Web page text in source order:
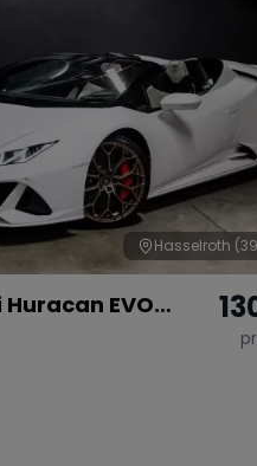
Hasselroth
EVO